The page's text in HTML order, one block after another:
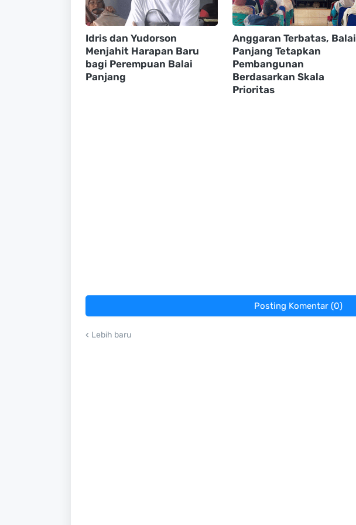
Idris dan Yudorson
Menjahit Harapan Baru
bagi Perempuan Balai
Panjang
Anggaran Terbatas, Balai
Panjang Tetapkan
Pembangunan
Berdasarkan Skala
Prioritas
Posting Komentar (0)
Lebih baru